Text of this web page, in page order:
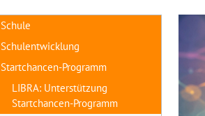
Schule
Schulentwicklung
Startchancen-Programm
LIBRA: Unterstützung
Startchancen-Programm